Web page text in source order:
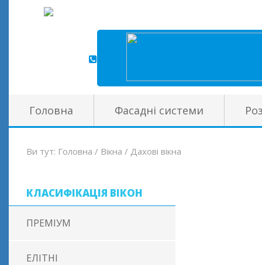
Головна Фасадні системи
Ви тут: Головна / Вікна / Дахові вікна
КЛАСИФІКАЦІЯ ВІКОН
ПРЕМІУМ
ЕЛІТНІ